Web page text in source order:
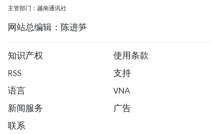
主管部门：越南通讯社
网站总编辑：陈进笋
知识产权
使用条款
RSS
支持
语言
VNA
新闻服务
广告
联系